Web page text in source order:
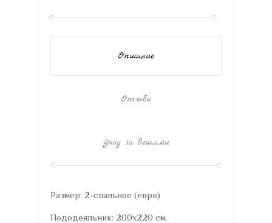
Описание
Отзывы
Уход за вещами
Размер: 2-спальное (евро)
Пододеяльник: 200х220 см.